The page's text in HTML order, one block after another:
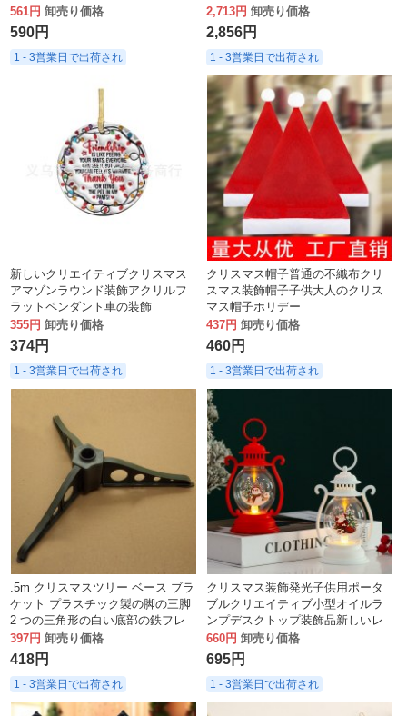
フトシーンアレンジメント
561円 卸売り価格
590円
1 - 3営業日で出荷され
リスマス デコレーション セット
2,713円 卸売り価格
2,856円
1 - 3営業日で出荷され
新しいクリエイティブクリスマス
アマゾンラウンド装飾アクリルフ
ラットペンダント車の装飾
355円 卸売り価格
374円
1 - 3営業日で出荷され
クリスマス帽子普通の不織布クリ
スマス装飾帽子子供大人のクリス
マス帽子ホリデー
437円 卸売り価格
460円
1 - 3営業日で出荷され
.5m クリスマスツリー ベース ブラ
ケット プラスチック製の脚の三脚
2 つの三角形の白い底部の鉄フレ
ーム。
397円 卸売り価格
418円
1 - 3営業日で出荷され
クリスマス装飾発光子供用ポータ
ブルクリエイティブ小型オイルラ
ンプデスクトップ装飾品新しいレ
イアウト小道具吊り装飾
660円 卸売り価格
695円
1 - 3営業日で出荷され